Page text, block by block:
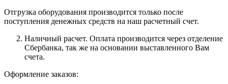
Отгрузка оборудования производится только после
поступления денежных средств на наш расчетный счет.
Наличный расчет. Оплата производится через отделение
Сбербанка, так же на основании выставленного Вам
счета.
Оформление заказов: